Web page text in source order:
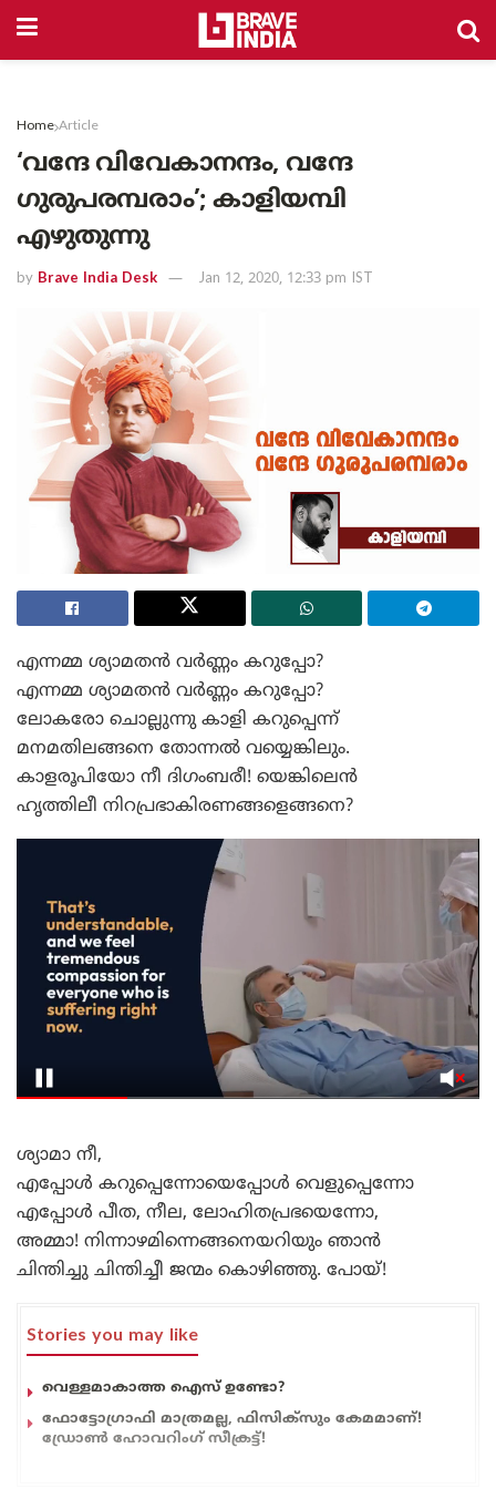
Home Article
‘വന്ദേ വിവേകാനന്ദം, വന്ദേ
ഗുരുപരമ്പരാം’; കാളിയമ്പി
എഴുതുന്നു
by Brave India Desk Jan 12, 2020, 12:33 pm IST
എന്നമ്മ ശ്യാമതൻ വർണ്ണം കറുപ്പോ?
എന്നമ്മ ശ്യാമതൻ വർണ്ണം കറുപ്പോ?
ലോകരോ ചൊല്ലുന്നു കാളി കറുപ്പെന്ന്
മനമതിലങ്ങനെ തോന്നൽ വയ്യെങ്കിലും.
കാളരൂപിയോ നീ ദിഗംബരീ! യെങ്കിലെൻ
ഹൃത്തിലീ നിറപ്രഭാകിരണങ്ങളെങ്ങനെ?
ശ്യാമാ നീ,
എപ്പോൾ കറുപ്പെന്നോയെപ്പോൾ വെളുപ്പെന്നോ
എപ്പോൾ പീത, നീല, ലോഹിതപ്രഭയെന്നോ,
അമ്മാ! നിന്നാഴമിന്നെങ്ങനെയറിയും ഞാൻ
ചിന്തിച്ചു ചിന്തിച്ചീ ജന്മം കൊഴിഞ്ഞു. പോയ്!
Stories you may like
വെള്ളമാകാത്ത ഐസ് ഉണ്ടോ?
ഫോട്ടോഗ്രാഫി മാത്രമല്ല, ഫിസിക്സും കേമമാണ്!
ഡ്രോൺ ഹോവറിംഗ് സീക്രട്ട്!